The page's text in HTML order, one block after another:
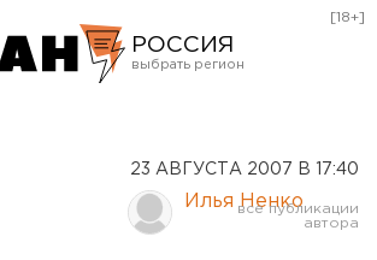
РОССИЯ
Курган
Оренбург
[18+]
23 АВГУСТА 2007 В 17:40
Илья Ненко